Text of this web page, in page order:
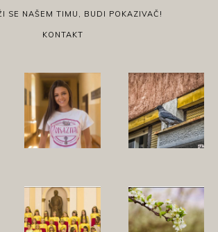
SE NAŠEM TIMU, BUDI POKAZIVAČ!
KONTAKT